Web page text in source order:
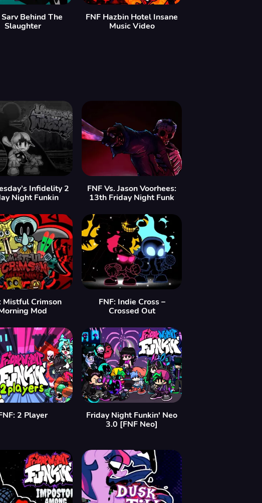
Sarv Behind The
Slaughter
FNF Hazbin Hotel Insane
Music Video
Infidelity 2
Night Funkin
FNF Vs. Jason Voorhees:
13th Friday Night Funk
Mistful Crimson
Mod
FNF: Indie Cross –
Crossed Out
2 Player
Friday Night Funkin' Neo
3.0 [FNF Neo]